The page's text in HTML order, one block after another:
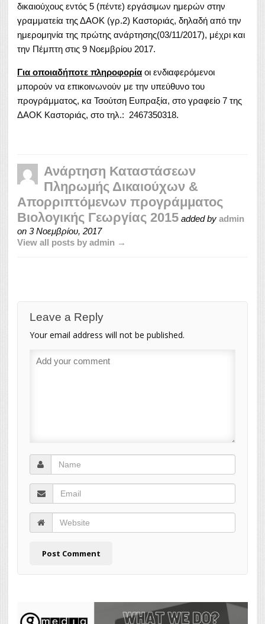
δικαιούχους εντός 5 (πέντε) εργάσιμων ημερών στην
γραμματεία της ΔΑΟΚ (γρ.2) Καστοριάς, δηλαδή από την
ημερομηνία της πρώτης ανάρτησης(03/11/2017), μέχρι και
την Πέμπτη στις 9 Νοεμβρίου 2017.
Για οποιαδήποτε πληροφορία οι ενδιαφερόμενοι
μπορούν να επικοινωνούν με την υπεύθυνο του
προγράμματος, κα Τσούτση Ευπραξία, στο γραφείο 7 της
ΔΑΟΚ Καστοριάς, στο τηλ.: 2467350318.
Ανάρτηση Καταστάσεων
Πληρωμής Δικαιούχων &
Απορριπτόμενων προγράμματος
Βιολογικής Γεωργίας 2015 added by admin
on 3 Νοεμβρίου, 2017
View all posts by admin →
Leave a Reply
Your email address will not be published.